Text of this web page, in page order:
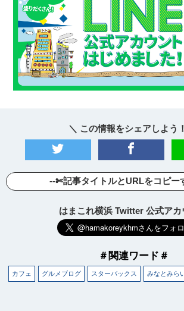
＼ この情報をシェアしよう
--✄記事タイトルとURLをコピ
はまこれ横浜 Twitter 公式アカ
＃関連ワード＃
カフェ グルメブログ スターバックス みなとみら